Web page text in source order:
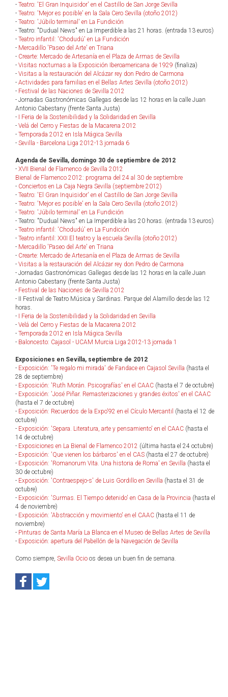
- Teatro: 'El Gran Inquisidor' en el Castillo de San Jorge Sevilla
- Teatro: 'Mejor es posible' en la Sala Cero Sevilla (otoño 2012)
- Teatro: 'Júbilo terminal' en La Fundición
- Teatro: "Dudual News" en La Imperdible a las 21 horas. (entrada 13 euros)
- Teatro infantil: 'Chodudú' en La Fundición
- Mercadillo 'Paseo del Arte' en Triana
- Crearte: Mercado de Artesanía en el Plaza de Armas de Sevilla
- Visitas nocturnas a la Exposición Iberoamericana de 1929 (finaliza)
- Visitas a la restauración del Alcázar rey don Pedro de Carmona
- Actividades para familias en el Bellas Artes Sevilla (otoño 2012)
- Festival de las Naciones de Sevilla 2012
- Jornadas Gastronómicas Gallegas desde las 12 horas en la calle Juan
Antonio Cabestany (frente Santa Justa)
-
I Feria de la Sostenibilidad y la Solidaridad en Sevilla
- Velá del Cerro y Fiestas de la Macarena 2012
- Temporada 2012 en Isla Mágica Sevilla
- Sevilla - Barcelona Liga 2012-13 jornada 6
Agenda de Sevilla, domingo 30 de septiembre de 2012
- XVII Bienal de Flamenco de Sevilla 2012
Bienal de Flamenco 2012: programa del 24 al 30 de septiembre
- Conciertos en La Caja Negra Sevilla (septiembre 2012)
- Teatro: 'El Gran Inquisidor' en el Castillo de San Jorge Sevilla
- Teatro: 'Mejor es posible' en la Sala Cero Sevilla (otoño 2012)
- Teatro: 'Júbilo terminal' en La Fundición
- Teatro: "Dudual News" en La Imperdible a las 20 horas. (entrada 13 euros)
- Teatro infantil: 'Chodudú' en La Fundición
- Teatro infantil: XXII El teatro y la escuela Sevilla (otoño 2012)
- Mercadillo 'Paseo del Arte' en Triana
- Crearte: Mercado de Artesanía en el Plaza de Armas de Sevilla
- Visitas a la restauración del Alcázar rey don Pedro de Carmona
- Jornadas Gastronómicas Gallegas desde las 12 horas en la calle Juan
Antonio Cabestany (frente Santa Justa)
- Festival de las Naciones de Sevilla 2012
- II Festival de Teatro Música y Sardinas. Parque del Alamillo desde las 12
horas.
-
I Feria de la Sostenibilidad y la Solidaridad en Sevilla
- Velá del Cerro y Fiestas de la Macarena 2012
- Temporada 2012 en Isla Mágica Sevilla
- Baloncesto: Cajasol - UCAM Murcia Liga 2012-13 jornada 1
Exposiciones en Sevilla, septiembre de 2012
- Exposición: 'Te regalo mi mirada' de Fandace en Cajasol Sevilla (hasta el
28 de septiembre)
- Exposición: 'Ruth Morán. Psicografías' en el CAAC (hasta el 7 de octubre)
- Exposición: 'José Piñar. Remasterizaciones y grandes éxitos' en el CAAC
(hasta el 7 de octubre)
- Exposición: Recuerdos de la Expo'92 en el Cículo Mercantil (hasta el 12 de
octubre)
- Exposición: 'Separa. Literatura, arte y pensamiento' en el CAAC (hasta el
14 de octubre)
- Exposiciones en La Bienal de Flamenco 2012 (última hasta el 24 octubre)
- Exposición: 'Que vienen los bárbaros' en el CAS (hasta el 27 de octubre)
- Exposición: 'Romanorum Vita. Una historia de Roma' en Sevilla (hasta el
30 de octubre)
- Exposición: 'Contraespejo-s' de Luis Gordillo en Sevilla (hasta el 31 de
octubre)
- Exposición: 'Surmas. El Tiempo detenido' en Casa de la Provincia (hasta el
4 de noviembre)
- Exposición: 'Abstracción y movimiento' en el CAAC (hasta el 11 de
noviembre)
- Pinturas de Santa María La Blanca en el Museo de Bellas Artes de Sevilla
- Exposición: apertura del Pabellón de la Navegación de Sevilla
Como siempre, Sevilla Ocio os desea un buen fin de semana.